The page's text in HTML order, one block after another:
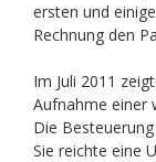
ersten und
Rechnung den
Im Juli 2011
Aufnahme einer
Die
Sie reichte eine